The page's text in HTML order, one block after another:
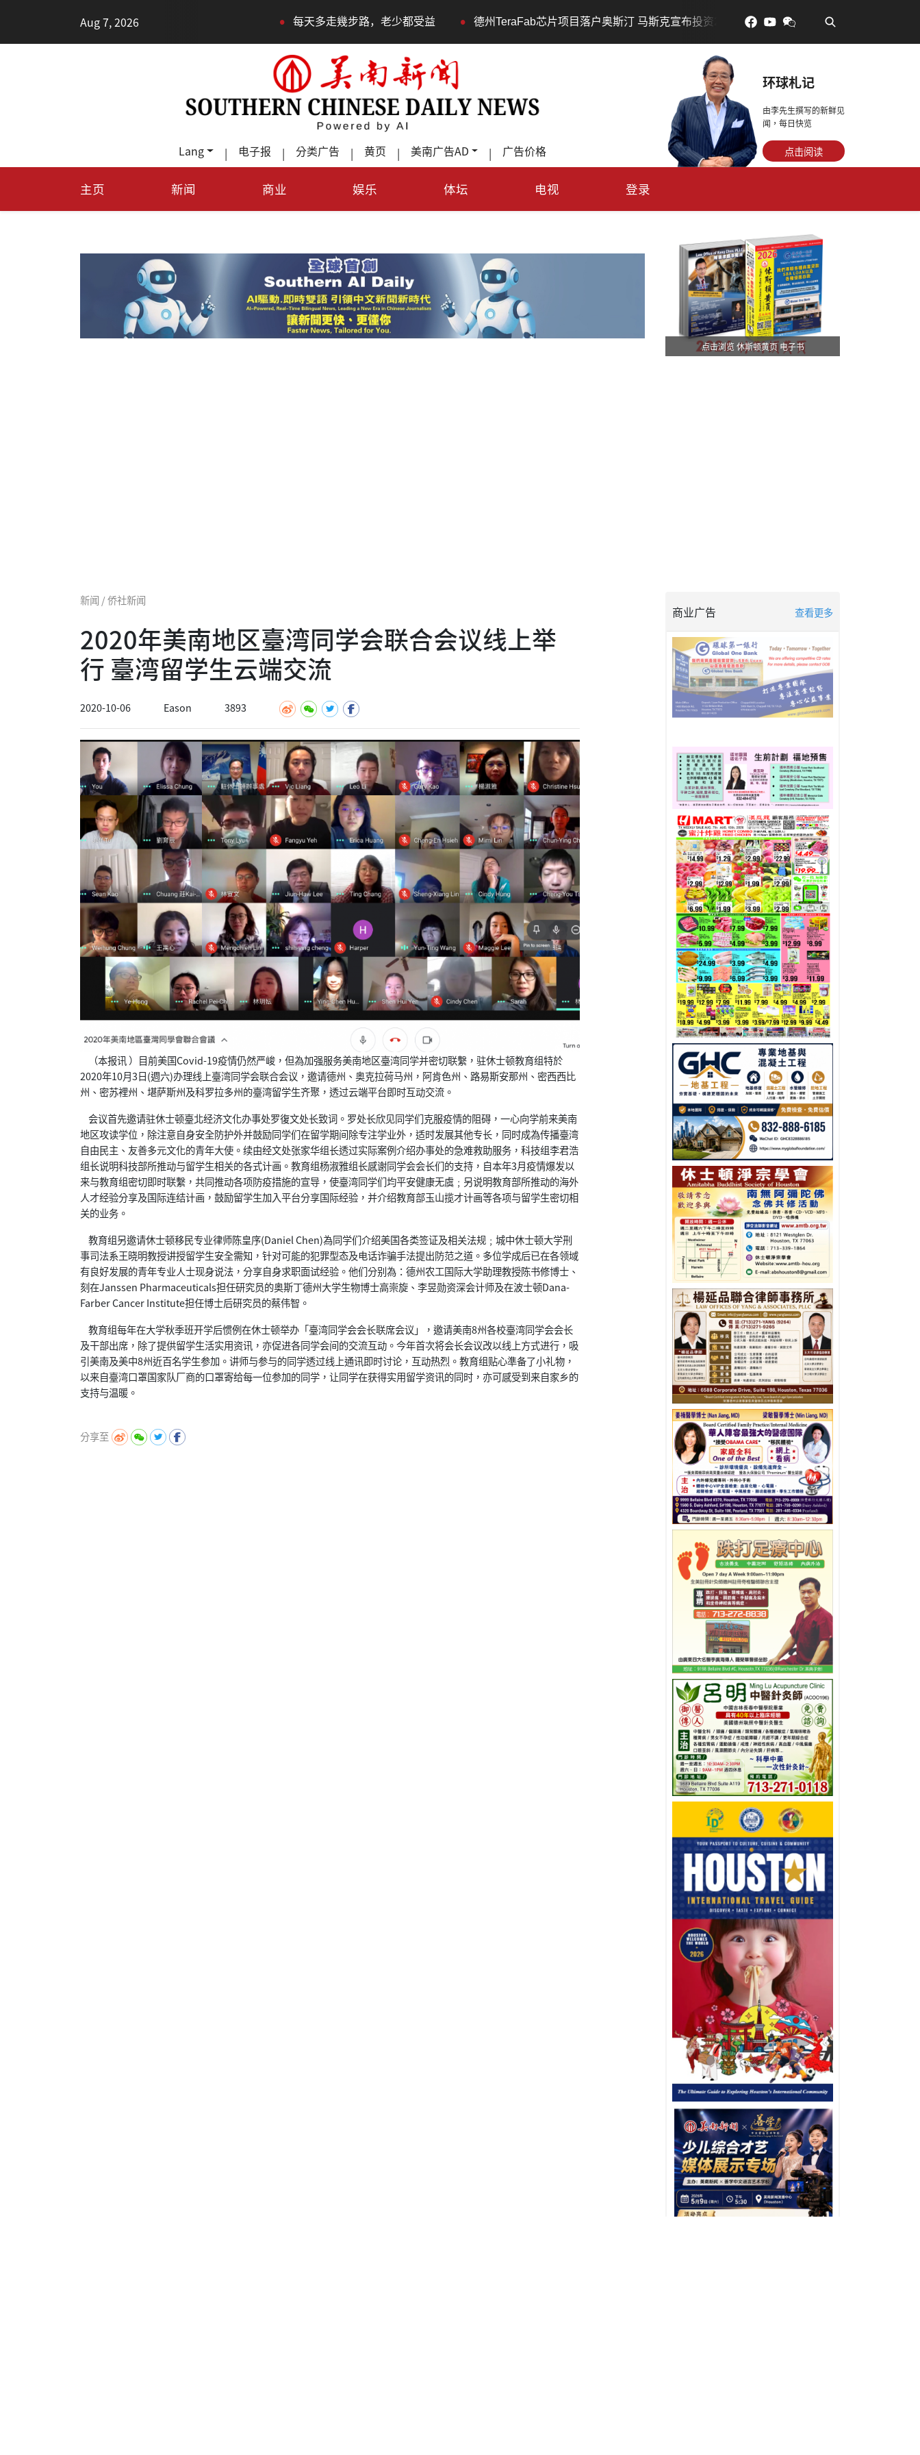
Aug 7, 2026 每天多走幾步路，老少都受益 • 德州TeraFab芯片项目落户奥斯汀 马斯克宣布投资200亿美元建设AI芯片制造基地 吃對了更年輕：花青
Lang | 电子报 | 分类广告 | 黄页 | 美南广告AD | 广告价格
环球札记
由李先生撰写的新鲜见
闻，每日快览
点击阅读
主页 新闻 商业 娱乐 体坛 电视 登录
点击浏览 休斯顿黄页 电子书
新闻 / 侨社新闻
2020年美南地区臺湾同学会联合会议线上举
行 臺湾留学生云端交流
2020-10-06 Eason 3893
（本报讯 ）目前美国Covid-19疫情仍然严峻，但為加强服务美南地区臺湾同学并密切联繫，驻休士顿教育组特於
2020年10月3日(週六)办理线上臺湾同学会联合会议，邀请德州、奥克拉荷马州，阿肯色州、路易斯安那州、密西西比
州、密苏裡州、堪萨斯州及科罗拉多州的臺湾留学生齐聚，透过云端平台即时互动交流。
会议首先邀请驻休士顿臺北经济文化办事处罗復文处长致词。罗处长欣见同学们克服疫情的阻碍，一心向学前来美南
地区攻读学位，除注意自身安全防护外并鼓励同学们在留学期间除专注学业外，适时发展其他专长，同时成為传播臺湾
自由民主、友善多元文化的青年大使。续由经文处张家华组长透过实际案例介绍办事处的急难救助服务，科技组李君浩
组长说明科技部所推动与留学生相关的各式计画。教育组杨淑雅组长感谢同学会会长们的支持，自本年3月疫情爆发以
来与教育组密切即时联繫，共同推动各项防疫措施的宣导，使臺湾同学们均平安健康无虞﹔另说明教育部所推动的海外
人才经验分享及国际连结计画，鼓励留学生加入平台分享国际经验，并介绍教育部玉山揽才计画等各项与留学生密切相
关的业务。
教育组另邀请休士顿移民专业律师陈皇序(Daniel Chen)為同学们介绍美国各类签证及相关法规﹔城中休士顿大学刑
事司法系王晓明教授讲授留学生安全需知，针对可能的犯罪型态及电话诈骗手法提出防范之道。多位学成后已在各领域
有良好发展的青年专业人士现身说法，分享自身求职面试经验。他们分别為：德州农工国际大学助理教授陈书修博士、
刻在Janssen Pharmaceuticals担任研究员的奥斯丁德州大学生物博士高崇旋、李昱勋资深会计师及在波士顿Dana-
Farber Cancer Institute担任博士后研究员的蔡伟智。
教育组每年在大学秋季班开学后惯例在休士顿举办「臺湾同学会会长联席会议」，邀请美南8州各校臺湾同学会会长
及干部出席，除了提供留学生活实用资讯，亦促进各同学会间的交流互动。今年首次将会长会议改以线上方式进行，吸
引美南及美中8州近百名学生参加。讲师与参与的同学透过线上通讯即时讨论，互动热烈。教育组贴心準备了小礼物，
以来自臺湾口罩国家队厂商的口罩寄给每一位参加的同学，让同学在获得实用留学资讯的同时，亦可感受到来自家乡的
支持与温暖。
分享至
商业广告 查看更多